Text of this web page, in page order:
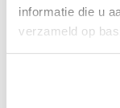
informatie die u
verzameld op